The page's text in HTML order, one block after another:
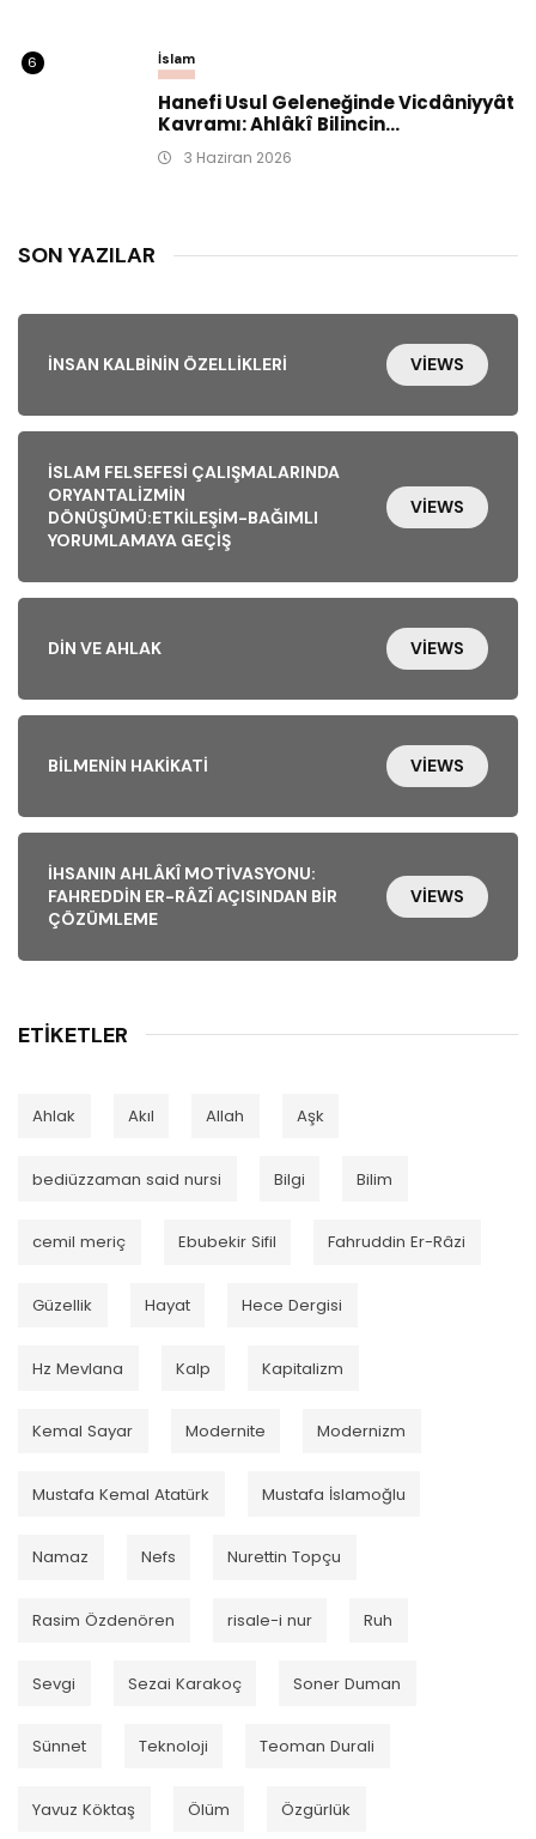
6 İslam
Hanefi Usul Geleneğinde Vicdâniyyât
Kavramı: Ahlâkî Bilincin...
3 Haziran 2026
SON YAZILAR
İNSAN KALBININ ÖZELLIKLERI VIEWS
İSLAM FELSEFESI ÇALIŞMALARINDA
ORYANTALIZMIN
DÖNÜŞÜMÜ:ETKILEŞIM-BAĞIMLI
YORUMLAMAYA GEÇIŞ
VIEWS
DIN VE AHLAK VIEWS
BILMENIN HAKIKATI VIEWS
İHSANIN AHLÂKÎ MOTIVASYONU:
FAHREDDIN ER-RÂZÎ AÇISINDAN BIR
ÇÖZÜMLEME
VIEWS
ETIKETLER
Ahlak Akıl Allah Aşk
bediüzzaman said nursi Bilgi Bilim
cemil meriç Ebubekir Sifil Fahruddin Er-Râzi
Güzellik Hayat Hece Dergisi
Hz Mevlana Kalp Kapitalizm
Kemal Sayar Modernite Modernizm
Mustafa Kemal Atatürk Mustafa İslamoğlu
Namaz Nefs Nurettin Topçu
Rasim Özdenören risale-i nur Ruh
Sevgi Sezai Karakoç Soner Duman
Sünnet Teknoloji Teoman Durali
Yavuz Köktaş Ölüm Özgürlük